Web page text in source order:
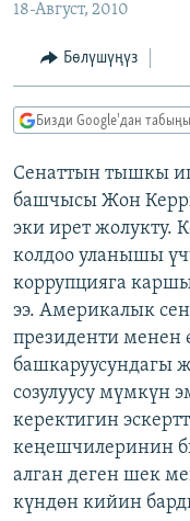
БҮГҮН АЗАТТЫКТА
ЭКСПЕРТТЕР ТАЛДАЙТ
БИЗ ЖАНА ДҮЙНӨ
ЭЖЕ-СИҢДИЛЕР
АЗАТТЫК+
ЫҢГАЙСЫЗ СУРООЛОР
ПОДКАСТ
ӨЗГӨЧӨ ПИКИР
Русский
ОНЛАЙН ШЕРИНЕ
ЭЕ/АРнун бардык
18-Август, 2010
Бөлүшүңүз
Бизди Google'дан
Сенаттын тышкы
башчысы Жон
эки ирет
колдоо уланышы
коррупцияга
ээ. Америкалык
президенти менен
башкаруусундагы
созулуусу мүмкүн
керектигин
кеңешчилеринин
алган деген шек
күндөн кийин